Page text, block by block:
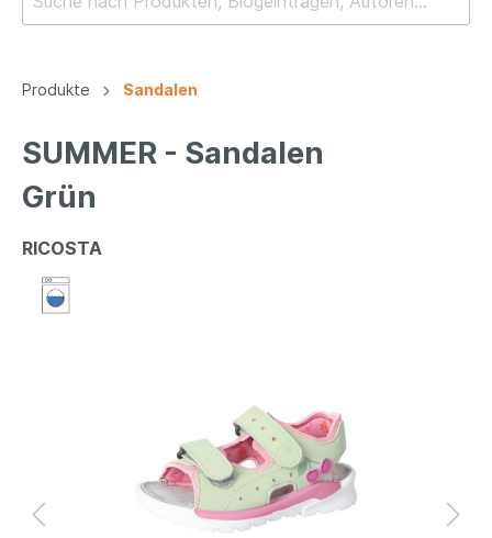
Produkte Sandalen
SUMMER - Sandalen
Grün
RICOSTA